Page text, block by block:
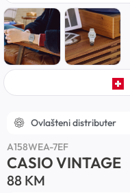
Ovlašteni distributer
A158WEA-7EF
CASIO VINTAGE
88 KM